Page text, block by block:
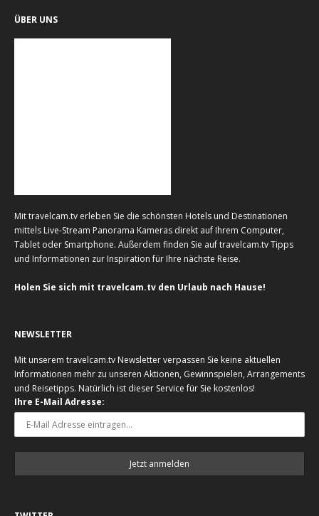
ÜBER UNS
Mit travelcam.tv erleben Sie die schönsten Hotels und Destinationen
mittels Live-Stream Panorama Kameras direkt auf Ihrem Computer,
Tablet oder Smartphone. Außerdem finden Sie auf travelcam.tv Tipps
und Informationen zur Inspiration für Ihre nächste Reise.
Holen Sie sich mit travelcam.tv den Urlaub nach Hause!
NEWSLETTER
Mit unserem travelcam.tv Newsletter verpassen Sie keine aktuellen
Informationen mehr zu unseren Aktionen, Gewinnspielen, Arrangements
und Reisetipps. Natürlich ist dieser Service für Sie kostenlos!
Ihre E-Mail Adresse: